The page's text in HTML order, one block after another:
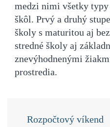
medzi nimi všetky typy
škôl. Prvý a druhý
školy s maturitou aj
stredné školy aj
znevýhodnenými
prostredia.
Rozpočtový víkend